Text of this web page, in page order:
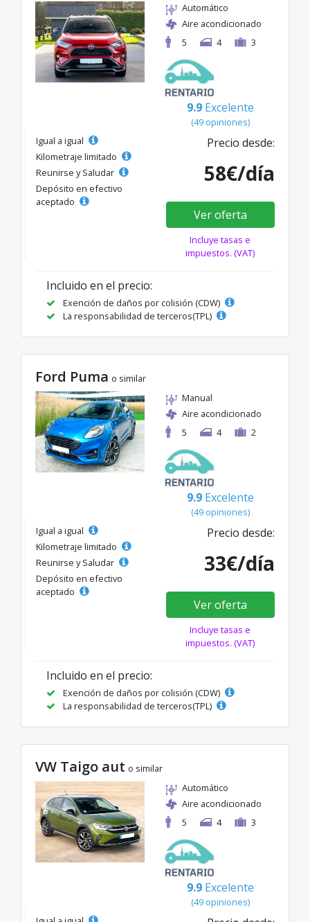
Automático
Aire acondicionado
5
4 3
9.9 Excelente
(49 opiniones)
Igual a igual
Kilometraje limitado
Reunirse y Saludar
Depósito en efectivo
aceptado
Precio desde:
58€/día
Ver oferta
Incluye tasas e
impuestos. (VAT)
Incluido en el precio:
Exención de daños por colisión (CDW)
La responsabilidad de terceros(TPL)
Ford Puma o similar
Manual
Aire acondicionado
5
4 2
9.9 Excelente
(49 opiniones)
Igual a igual
Kilometraje limitado
Reunirse y Saludar
Depósito en efectivo
aceptado
Precio desde:
33€/día
Ver oferta
Incluye tasas e
impuestos. (VAT)
Incluido en el precio:
Exención de daños por colisión (CDW)
La responsabilidad de terceros(TPL)
VW Taigo aut o similar
Automático
Aire acondicionado
5
4 3
9.9 Excelente
(49 opiniones)